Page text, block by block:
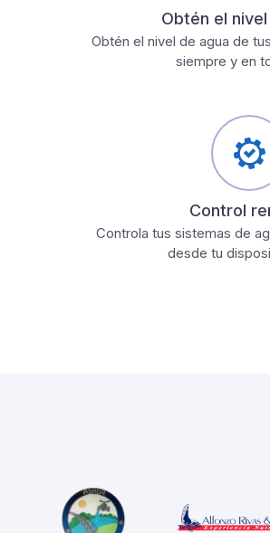
Obtén el
Obtén el nivel de agua de
siempre y en
Control
Controla tus sistemas de
desde tu